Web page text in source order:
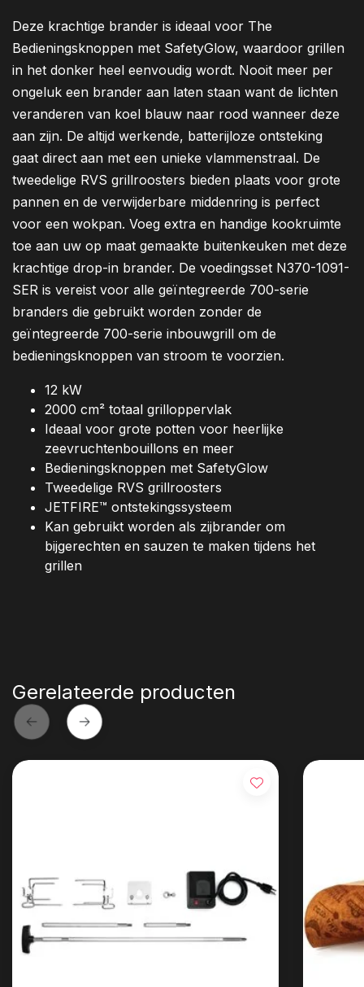
Deze krachtige brander is ideaal voor The
Bedieningsknoppen met SafetyGlow, waardoor grillen
in het donker heel eenvoudig wordt. Nooit meer per
ongeluk een brander aan laten staan want de lichten
veranderen van koel blauw naar rood wanneer deze
aan zijn. De altijd werkende, batterijloze ontsteking
gaat direct aan met een unieke vlammenstraal. De
tweedelige RVS grillroosters bieden plaats voor grote
pannen en de verwijderbare middenring is perfect
voor een wokpan. Voeg extra en handige kookruimte
toe aan uw op maat gemaakte buitenkeuken met deze
krachtige drop-in brander. De voedingsset N370-1091-
SER is vereist voor alle geïntegreerde 700-serie
branders die gebruikt worden zonder de
geïntegreerde 700-serie inbouwgrill om de
bedieningsknoppen van stroom te voorzien.
12 kW
2000 cm² totaal grilloppervlak
Ideaal voor grote potten voor heerlijke
zeevruchtenbouillons en meer
Bedieningsknoppen met SafetyGlow
Tweedelige RVS grillroosters
JETFIRE™ ontstekingssysteem
Kan gebruikt worden als zijbrander om
bijgerechten en sauzen te maken tijdens het
grillen
Gerelateerde producten